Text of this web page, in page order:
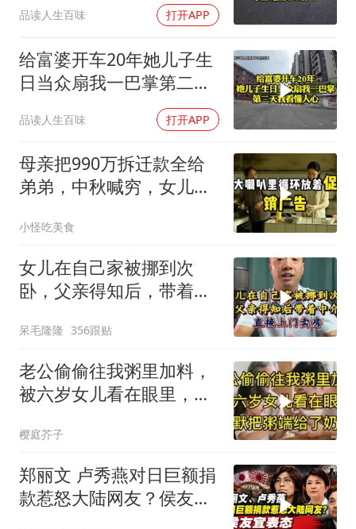
品读人生百味 打开APP
给富婆开车20年她儿子生
日当众扇我一巴掌第二天
品读人生百味 打开APP
母亲把990万拆迁款全给
弟弟，中秋喊穷，女儿笑
小怪吃美食
女儿在自己家被挪到次
卧，父亲得知后，带着中
呆毛隆隆 356跟贴
老公偷偷往我粥里加料，
被六岁女儿看在眼里，默
樱庭芥子
郑丽文 卢秀燕对日巨额捐
款惹怒大陆网友？侯友宜